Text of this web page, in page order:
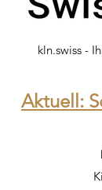
kln.swiss -
Aktuell: